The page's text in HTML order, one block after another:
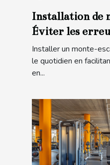
Installation de
Éviter les
Installer un monte-
le quotidien en
en...